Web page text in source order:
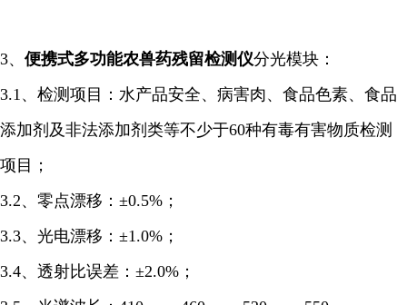
3、 便携式多功能农兽药残留检测仪分光模块：
3.1、检测项目：水产品安全、病害肉、食品色素、食品
添加剂及非法添加剂类等不少于60种有毒有害物质检测
项目；
3.2、零点漂移：±0.5%；
3.3、光电漂移：±1.0%；
3.4、透射比误差：±2.0%；